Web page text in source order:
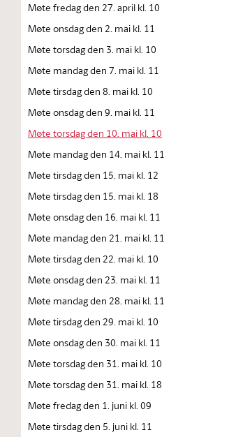
Møte fredag den 27. april kl. 10
Møte onsdag den 2. mai kl. 11
Møte torsdag den 3. mai kl. 10
Møte mandag den 7. mai kl. 11
Møte tirsdag den 8. mai kl. 10
Møte onsdag den 9. mai kl. 11
Møte torsdag den 10. mai kl. 10
Møte mandag den 14. mai kl. 11
Møte tirsdag den 15. mai kl. 12
Møte tirsdag den 15. mai kl. 18
Møte onsdag den 16. mai kl. 11
Møte mandag den 21. mai kl. 11
Møte tirsdag den 22. mai kl. 10
Møte onsdag den 23. mai kl. 11
Møte mandag den 28. mai kl. 11
Møte tirsdag den 29. mai kl. 10
Møte onsdag den 30. mai kl. 11
Møte torsdag den 31. mai kl. 10
Møte torsdag den 31. mai kl. 18
Møte fredag den 1. juni kl. 09
Møte tirsdag den 5. juni kl. 11